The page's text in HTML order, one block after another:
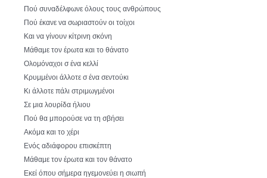
Πού συναδέλφωνε όλους τους ανθρώπους
Πού έκανε να σωριαστούν οι τοίχοι
Και να γίνουν κίτρινη σκόνη
Μάθαμε τον έρωτα και το θάνατο
Ολομόναχοι σ ένα κελλί
Κρυμμένοι άλλοτε σ ένα σεντούκι
Κι άλλοτε πάλι στριμωγμένοι
Σε μια λουρίδα ήλιου
Πού θα μπορούσε να τη σβήσει
Ακόμα και το χέρι
Ενός αδιάφορου επισκέπτη
Μάθαμε τον έρωτα και τον θάνατο
Εκεί όπου σήμερα ηγεμονεύει η σιωπή